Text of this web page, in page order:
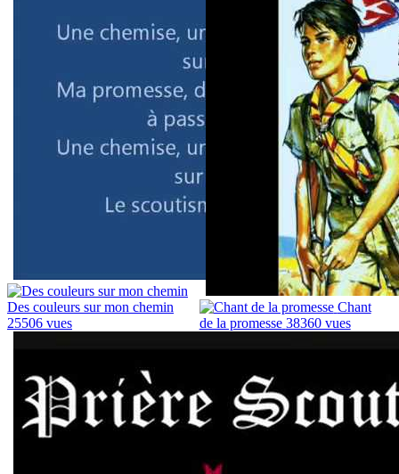
Des couleurs sur mon chemin
25506 vues
Chant
de la promesse 38360 vues